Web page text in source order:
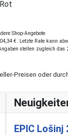
Rot
Shop-Angebote
€. Letzte Rate kann
stellen zugleich
Preisen oder
EPIC